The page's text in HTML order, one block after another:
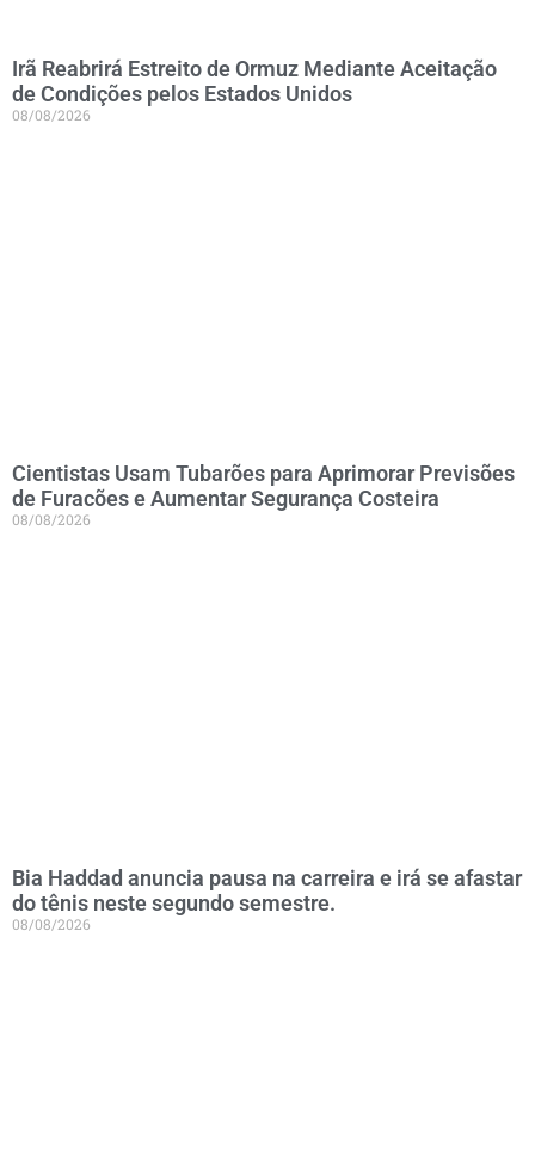
Irã Reabrirá Estreito de Ormuz Mediante Aceitação
de Condições pelos Estados Unidos
08/08/2026
Cientistas Usam Tubarões para Aprimorar Previsões
de Furacões e Aumentar Segurança Costeira
08/08/2026
Bia Haddad anuncia pausa na carreira e irá se afastar
do tênis neste segundo semestre.
08/08/2026